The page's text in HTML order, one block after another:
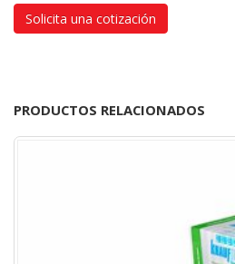
Solicita una cotización
PRODUCTOS RELACIONADOS